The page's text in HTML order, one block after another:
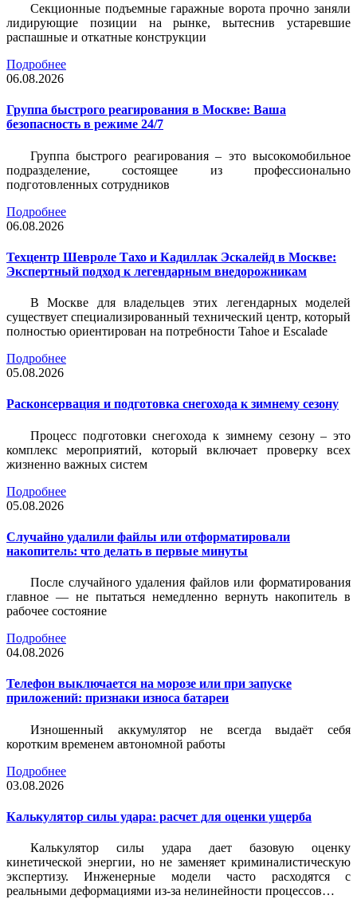
Секционные подъемные гаражные ворота прочно заняли
лидирующие позиции на рынке, вытеснив устаревшие
распашные и откатные конструкции
Подробнее
06.08.2026
Группа быстрого реагирования в Москве: Ваша
безопасность в режиме 24/7
Группа быстрого реагирования – это высокомобильное
подразделение, состоящее из профессионально
подготовленных сотрудников
Подробнее
06.08.2026
Техцентр Шевроле Тахо и Кадиллак Эскалейд в Москве:
Экспертный подход к легендарным внедорожникам
В Москве для владельцев этих легендарных моделей
существует специализированный технический центр, который
полностью ориентирован на потребности Tahoe и Escalade
Подробнее
05.08.2026
Расконсервация и подготовка снегохода к зимнему сезону
Процесс подготовки снегохода к зимнему сезону – это
комплекс мероприятий, который включает проверку всех
жизненно важных систем
Подробнее
05.08.2026
Случайно удалили файлы или отформатировали
накопитель: что делать в первые минуты
После случайного удаления файлов или форматирования
главное — не пытаться немедленно вернуть накопитель в
рабочее состояние
Подробнее
04.08.2026
Телефон выключается на морозе или при запуске
приложений: признаки износа батареи
Изношенный аккумулятор не всегда выдаёт себя
коротким временем автономной работы
Подробнее
03.08.2026
Калькулятор силы удара: расчет для оценки ущерба
Калькулятор силы удара дает базовую оценку
кинетической энергии, но не заменяет криминалистическую
экспертизу. Инженерные модели часто расходятся с
реальными деформациями из-за нелинейности процессов…